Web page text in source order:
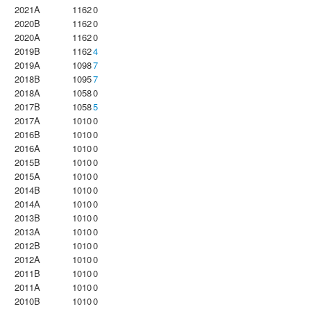
2021A
11620
2020B
11620
2020A
11620
2019B
11624
2019A
10987
2018B
10957
2018A
10580
2017B
10585
2017A
10100
2016B
10100
2016A
10100
2015B
10100
2015A
10100
2014B
10100
2014A
10100
2013B
10100
2013A
10100
2012B
10100
2012A
10100
2011B
10100
2011A
10100
2010B
10100